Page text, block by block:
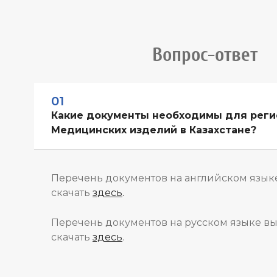
Вопрос-ответ
01
Какие документы необходимы для
Медицинских изделий в Казахстане?
Перечень документов на английском
скачать здесь.
Перечень документов на русском языке
скачать здесь.